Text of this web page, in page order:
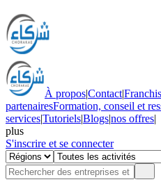
À propos|Contact|
partenairesFormation, conseil et
services|Tutoriels|Blogs|nos offres|
plus
S'inscrire et se connecter